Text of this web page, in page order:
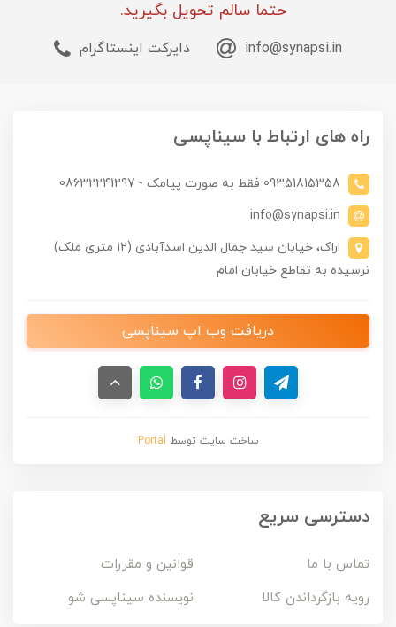
حتما سالم تحویل بگیرید.
info@synapsi.in دایرکت اینستاگرام
راه های ارتباط با سیناپسی
09351815358 فقط به صورت پیامک - 08632241297
info@synapsi.in
اراک، خیابان سید جمال الدین اسدآبادی (12 متری ملک)
نرسیده به تقاطع خیابان امام
دریافت وب اپ سیناپسی
ساخت سایت توسط Portal
دسترسی سریع
تماس با ما
قوانین و مقررات
رویه بازگرداندن کالا
نویسنده سیناپسی شو